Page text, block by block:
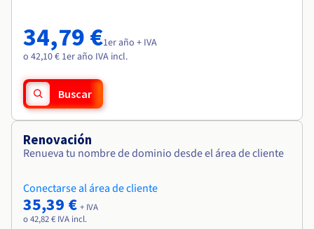
34,79 €1er año + IVA
o 42,10 € 1er año IVA incl.
Buscar
Renovación
Renueva tu nombre de dominio desde el área de cliente
Conectarse al área de cliente
35,39 € + IVA
o 42,82 € IVA incl.